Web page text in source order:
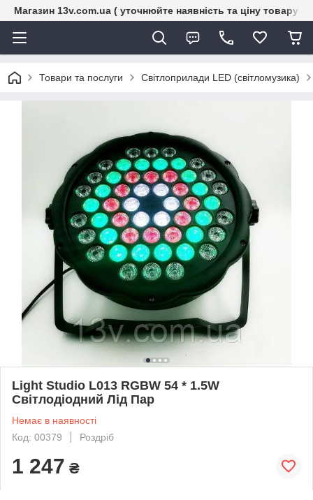
Магазин 13v.com.ua ( уточнюйте наявність та ціну товару
Товари та послуги Світлоприлади LED (світломузика)
Light Studio L013 RGBW 54 * 1.5W
Світлодіодний Лід Пар
Немає в наявності
Код: 00379
Роздріб
1 247 ₴